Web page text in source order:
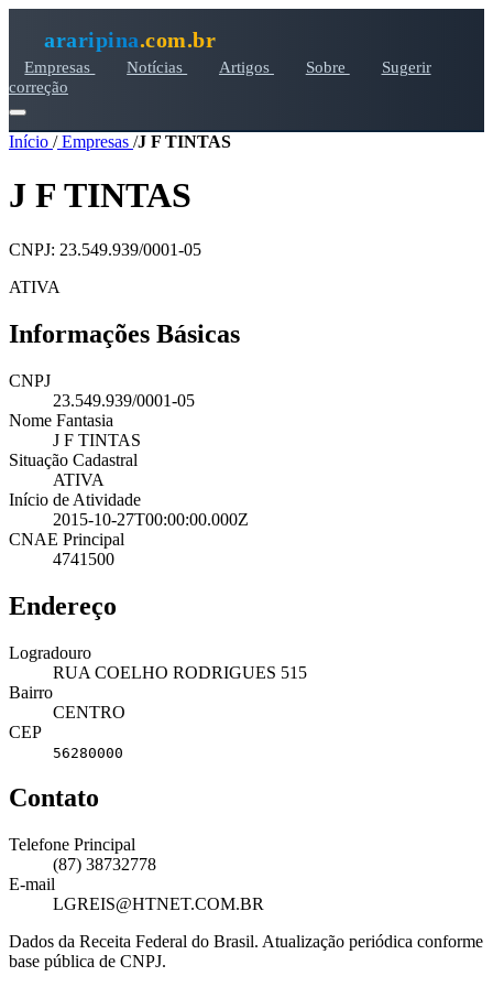
araripina.com.br
Empresas Notícias Artigos Sobre
Sugerir
correção
Início /Empresas /J F TINTAS
J F TINTAS
CNPJ: 23.549.939/0001-05
ATIVA
Informações Básicas
CNPJ
23.549.939/0001-05
Nome Fantasia
J F TINTAS
Situação Cadastral
ATIVA
Início de Atividade
2015-10-27T00:00:00.000Z
CNAE Principal
4741500
Endereço
Logradouro
RUA COELHO RODRIGUES 515
Bairro
CENTRO
CEP
56280000
Contato
Telefone Principal
(87) 38732778
E-mail
LGREIS@HTNET.COM.BR
Dados da Receita Federal do Brasil. Atualização periódica conforme
base pública de CNPJ.